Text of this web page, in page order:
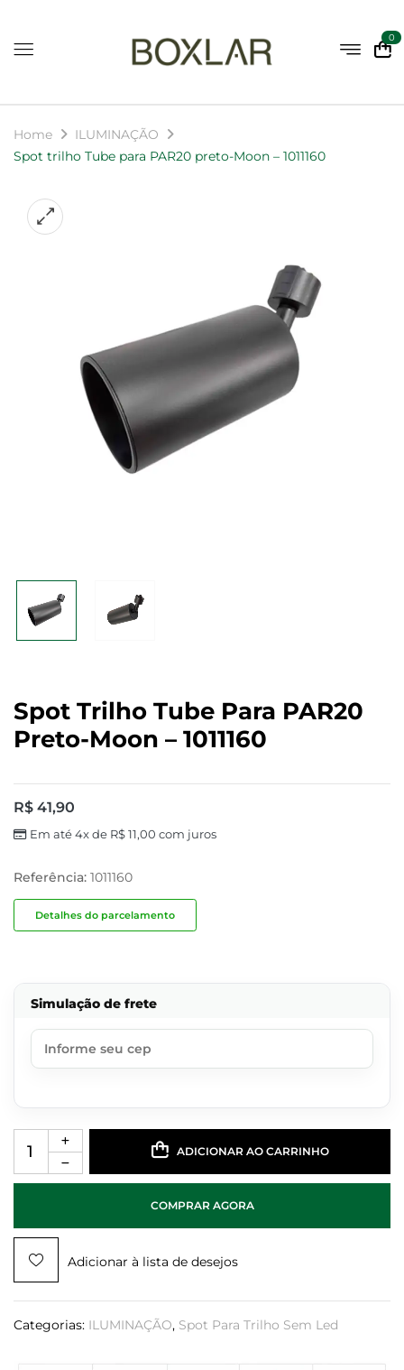
0
Home
ILUMINAÇÃO
Spot trilho Tube para PAR20 preto-Moon – 1011160
Spot Trilho Tube Para PAR20
Preto-Moon – 1011160
R$ 41,90
Em até 4x de R$11,00 com juros
Referência: 1011160
Detalhes do parcelamento
Simulação de frete
ADICIONAR AO CARRINHO
COMPRAR AGORA
Adicionar à lista de desejos
Categorias: ILUMINAÇÃO, Spot Para Trilho Sem Led